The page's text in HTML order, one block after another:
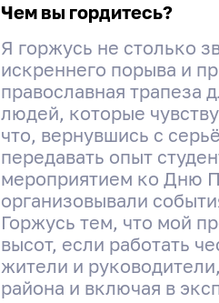
Чем вы гордитесь?
Я горжусь не столько
искреннего порыва и
православная трапеза
людей, которые
что, вернувшись с
передавать опыт
мероприятием ко Дню
организовывали
Горжусь тем, что мой
высот, если работать
жители и
района и включая в